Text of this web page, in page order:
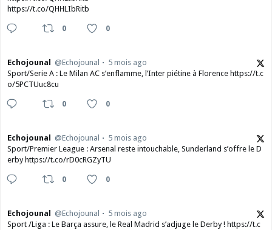
https://t.co/QHHLIbRitb
0 0
Echojounal @Echojounal
5 mois ago
Sport/Serie A : Le Milan AC s’enflamme, l’Inter piétine à Florence https://t.c
o/5PCTUuc8cu
0 0
Echojounal @Echojounal
5 mois ago
Sport/Premier League : Arsenal reste intouchable, Sunderland s’offre le D
erby https://t.co/rD0cRGZyTU
0 0
Echojounal @Echojounal
5 mois ago
Sport /Liga : Le Barça assure, le Real Madrid s’adjuge le Derby ! https://t.c